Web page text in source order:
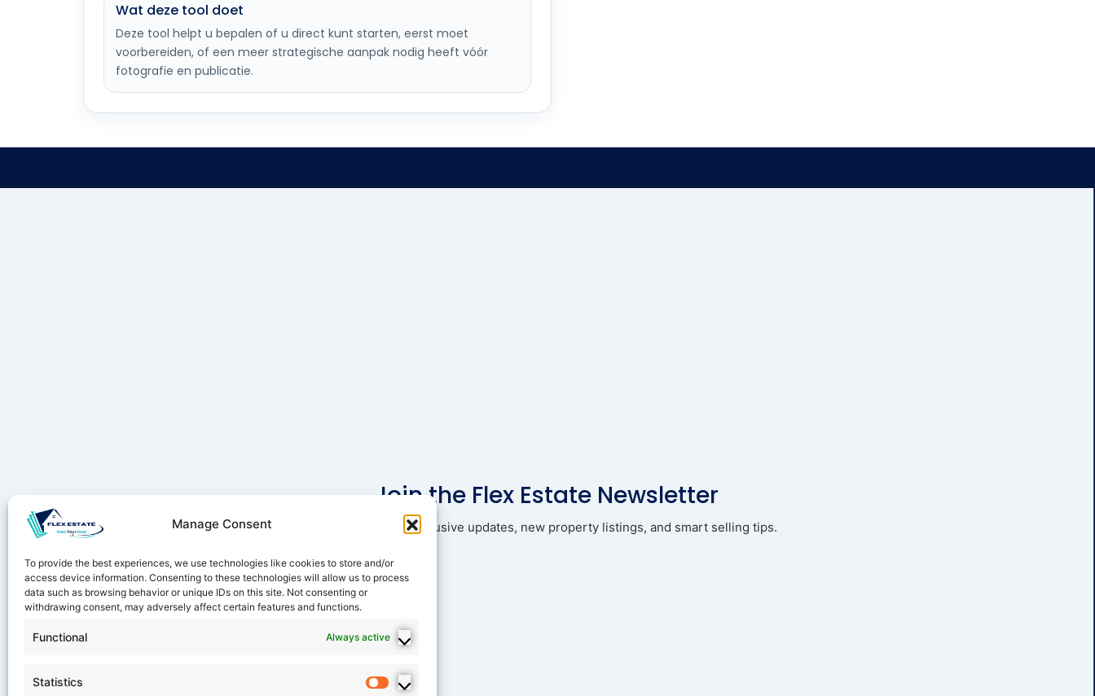
Manage Consent
To provide the best experiences, we use technologies like cookies to store and/or
access device information. Consenting to these technologies will allow us to process
data such as browsing behavior or unique IDs on this site. Not consenting or
withdrawing consent, may adversely affect certain features and functions.
Functional Always active
Statistics
Wat deze tool doet
Deze tool helpt u bepalen of u direct kunt starten, eerst moet
voorbereiden, of een meer strategische aanpak nodig heeft vóór
fotografie en publicatie.
Join the Flex Estate Newsletter
Stay ahead with exclusive updates, new property listings, and smart selling tips.